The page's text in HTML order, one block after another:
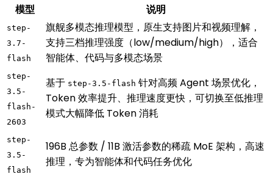
模型 说明
step-
3.7-
flash
旗舰多模态推理模型，原生支持图片和视频理解，
支持三档推理强度（low/medium/high），适合
智能体、代码与多模态场景
step-
3.5-
flash-
2603
基于 step-3.5-flash 针对高频 Agent 场景优化，
Token 效率提升、推理速度更快，可切换至低推理
模式大幅降低 Token 消耗
step-
3.5-
flash
196B 总参数 / 11B 激活参数的稀疏 MoE 架构，高速
推理，专为智能体和代码任务优化